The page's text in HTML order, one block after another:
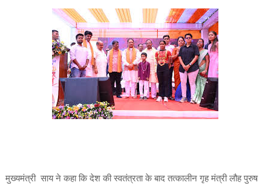
मुख्यमंत्री साय ने कहा कि देश की स्वतंत्रता के बाद तत्कालीन गृह मंत्री लौह पुरुष